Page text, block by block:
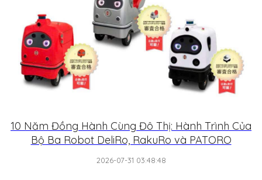
10 Năm Đồng Hành Cùng Đô Thị: Hành Trình Của
Bộ Ba Robot DeliRo, RakuRo và PATORO
2026-07-31 03:48:48